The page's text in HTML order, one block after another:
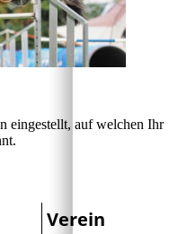
eingestellt, auf welchen Ihr
Verein